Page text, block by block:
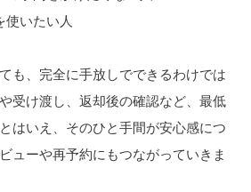
使いたい人
も、完全に手放しでできるわけでは
受け渡し、返却後の確認など、最低
はいえ、そのひと手間が安心感につ
ューや再予約にもつながっていきま